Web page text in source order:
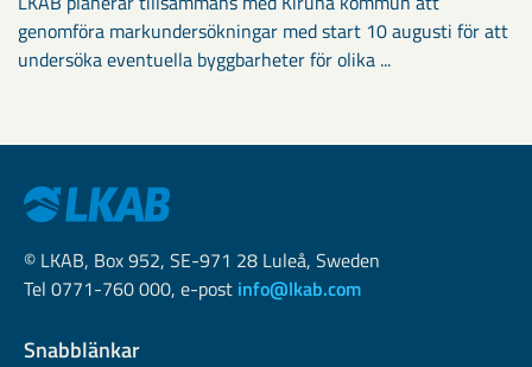
genomföra markundersökningar med start 10 augusti för att
undersöka eventuella byggbarheter för olika ...
© LKAB, Box 952, SE-971 28 Luleå, Sweden
Tel 0771-760 000, e-post info@lkab.com
Snabblänkar